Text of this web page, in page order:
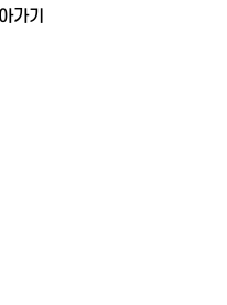
가기